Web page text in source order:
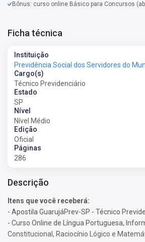
Bônus: curso online Básico para Concursos
Ficha técnica
Instituição
Cargo(s)
Técnico Previdenciário
Estado
SP
Nível
Nível Médio
Edição
Oficial
Páginas
286
Descrição
Itens que você receberá:
- Apostila GuarujáPrev-SP - Técnico
- Curso Online de Língua Portuguesa,
Constitucional, Raciocínio Lógico e